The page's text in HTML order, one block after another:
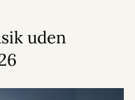
uden